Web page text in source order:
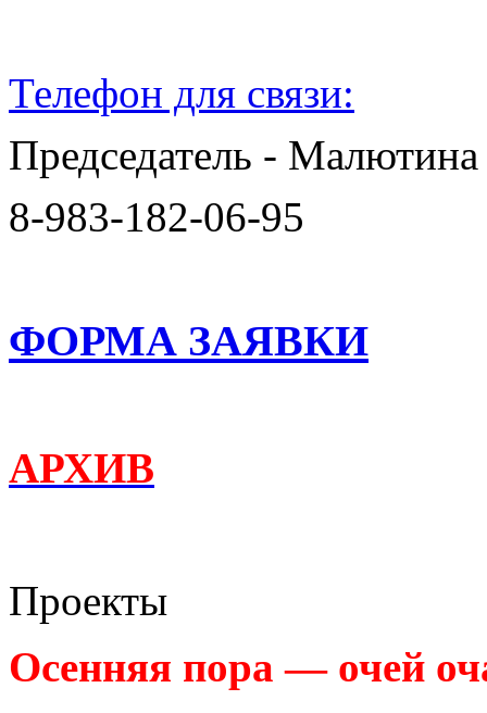
Телефон для связи:
Председатель -
8-983-182-06-95
ФОРМА ЗАЯВКИ
АРХИВ
Проекты
Осенняя пора — очей